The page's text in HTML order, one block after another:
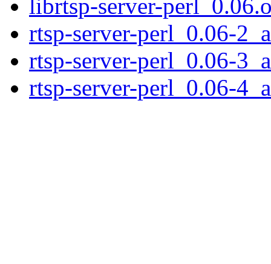
librtsp-server-
rtsp-server-perl_0.06-
rtsp-server-perl_0.06-
rtsp-server-perl_0.06-